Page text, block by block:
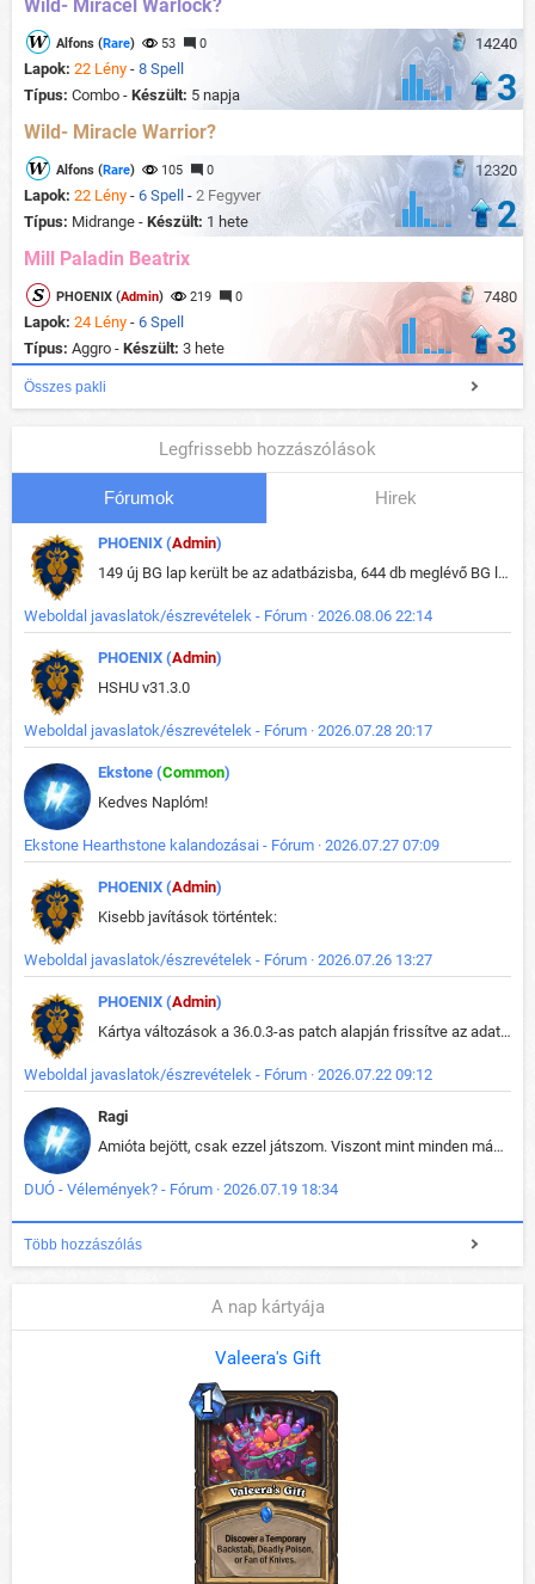
Wild- Miracel Warlock?
14240
Alfons (Rare) 53 0
Lapok: 22 Lény - 8 Spell
Típus: Combo - Készült: 5 napja 3
Wild- Miracle Warrior?
12320
Alfons (Rare) 105 0
Lapok: 22 Lény - 6 Spell - 2 Fegyver
Típus: Midrange - Készült: 1 hete 2
Mill Paladin Beatrix
7480
PHOENIX (Admin) 219 0
Lapok: 24 Lény - 6 Spell
Típus: Aggro - Készült: 3 hete 3
Összes pakli
Legfrissebb hozzászólások
Fórumok Hirek
PHOENIX (Admin)
149 új BG lap került be az adatbázisba, 644 db meglévő BG lap módosult, bekerültek az új képek a megváltozott lapokhoz is.
Weboldal javaslatok/észrevételek - Fórum · 2026.08.06 22:14
PHOENIX (Admin)
HSHU v31.3.0
Weboldal javaslatok/észrevételek - Fórum · 2026.07.28 20:17
Ekstone (Common)
Kedves Naplóm!
Ekstone Hearthstone kalandozásai - Fórum · 2026.07.27 07:09
PHOENIX (Admin)
Kisebb javítások történtek:
Weboldal javaslatok/észrevételek - Fórum · 2026.07.26 13:27
PHOENIX (Admin)
Kártya változások a 36.0.3-as patch alapján frissítve az adatbázisban (képek is cserélve).
Weboldal javaslatok/észrevételek - Fórum · 2026.07.22 09:12
Ragi
Amióta bejött, csak ezzel játszom. Viszont mint minden más - akár az alapjáték is, ez is baromira összetett lett. Néha már pár kör után is esélytelen az egész. Vagy irreállisan túltápol valaki, vagy lelép a partner, vagy csak hülye mint a segg. És amikor eljönne az én időm, na akkor jön el mindenki másé is. Engem jobban érdekelne, hogy ki milyen ratingen szokott játszani. Na ez lenne egy érdekes adat.
DUÓ - Vélemények? - Fórum · 2026.07.19 18:34
Több hozzászólás
A nap kártyája
Valeera's Gift